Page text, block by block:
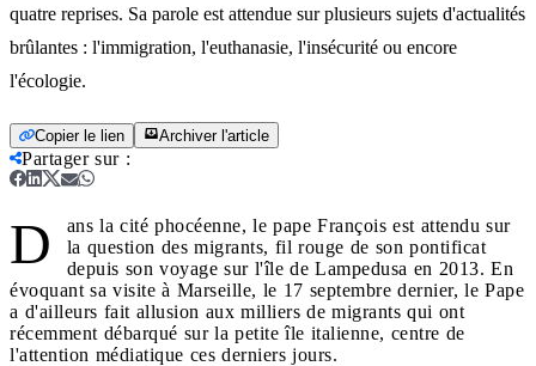
quatre reprises. Sa parole est attendue sur plusieurs sujets d'actualités
brûlantes : l'immigration, l'euthanasie, l'insécurité ou encore
l'écologie.
Copier le lien Archiver l'article
Partager sur:
D
ans la cité phocéenne, le pape François est attendu sur
la question des migrants, fil rouge de son pontificat
depuis son voyage sur l'île de Lampedusa en 2013. En
évoquant sa visite à Marseille, le 17 septembre dernier, le Pape
a d'ailleurs fait allusion aux milliers de migrants qui ont
récemment débarqué sur la petite île italienne, centre de
l'attention médiatique ces derniers jours.